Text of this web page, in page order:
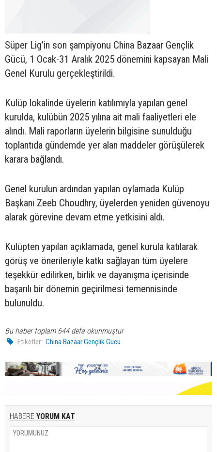
Süper Lig’in son şampiyonu China Bazaar Gençlik
Gücü, 1 Ocak-31 Aralık 2025 dönemini kapsayan Mali
Genel Kurulu gerçekleştirildi.
Kulüp lokalinde üyelerin katılımıyla yapılan genel
kurulda, kulübün 2025 yılına ait mali faaliyetleri ele
alındı. Mali raporların üyelerin bilgisine sunulduğu
toplantıda gündemde yer alan maddeler görüşülerek
karara bağlandı.
Genel kurulun ardından yapılan oylamada Kulüp
Başkanı Zeeb Choudhry, üyelerden yeniden güvenoyu
alarak görevine devam etme yetkisini aldı.
Kulüpten yapılan açıklamada, genel kurula katılarak
görüş ve önerileriyle katkı sağlayan tüm üyelere
teşekkür edilirken, birlik ve dayanışma içerisinde
başarılı bir dönemin geçirilmesi temennisinde
bulunuldu.
Bu haber toplam 644 defa okunmuştur
Etiketler : China Bazaar Gençlik Gücü
HABERE YORUM KAT